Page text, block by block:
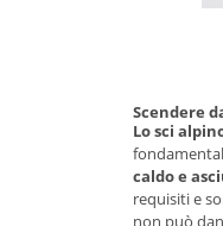
Scendere
Lo sci
caldo e
requisiti e
non può